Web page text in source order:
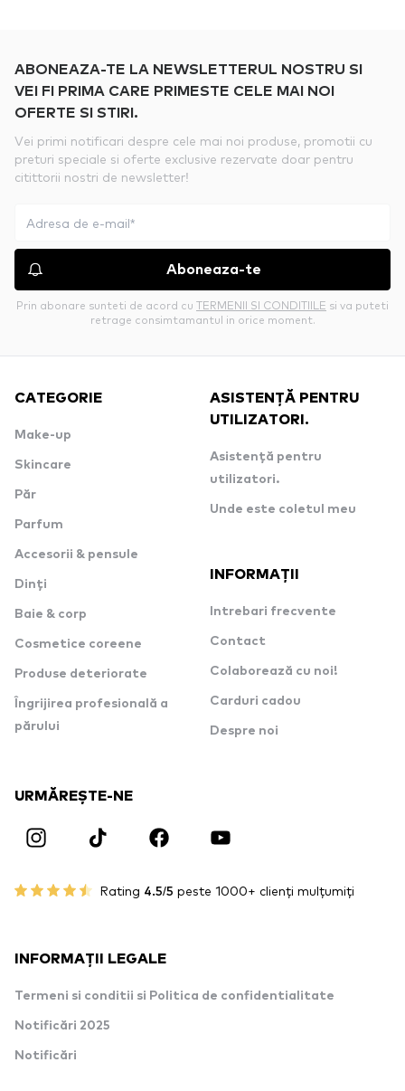
ABONEAZA-TE LA NEWSLETTERUL NOSTRU SI
VEI FI PRIMA CARE PRIMESTE CELE MAI NOI
OFERTE SI STIRI.
Vei primi notificari despre cele mai noi produse, promotii cu
preturi speciale si oferte exclusive rezervate doar pentru
citittorii nostri de newsletter!
Aboneaza-te
Prin abonare sunteti de acord cu TERMENII SI CONDITIILE si va puteti
retrage consimtamantul in orice moment.
CATEGORIE
Make-up
Skincare
Păr
Parfum
Accesorii & pensule
Dinți
Baie & corp
Cosmetice coreene
Produse deteriorate
Îngrijirea profesională a
părului
ASISTENȚĂ PENTRU
UTILIZATORI.
Asistență pentru
utilizatori.
Unde este coletul meu
INFORMAȚII
Intrebari frecvente
Contact
Colaborează cu noi!
Carduri cadou
Despre noi
URMĂREȘTE-NE
Rating 4.5/5 peste 1000+ clienți mulțumiți
INFORMAȚII LEGALE
Termeni si conditii si Politica de confidentialitate
Notificări 2025
Notificări